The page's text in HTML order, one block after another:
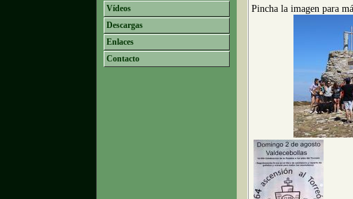
Vídeos
Descargas
Enlaces
Contacto
Pincha la imagen para